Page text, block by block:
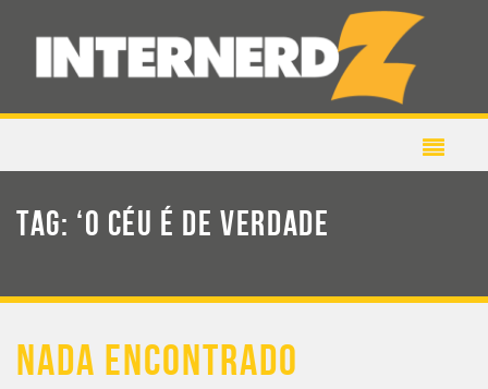
TAG: ‘O CÉU É DE VERDADE
NADA ENCONTRADO